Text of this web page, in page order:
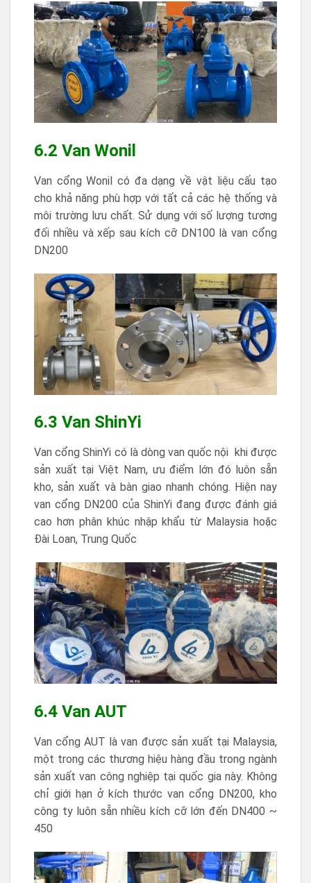
6.2 Van Wonil
Van cổng Wonil có đa dạng về vật liệu cấu tạo
cho khả năng phù hợp với tất cả các hệ thống và
môi trường lưu chất. Sử dụng với số lượng tương
đối nhiều và xếp sau kích cỡ DN100 là van cổng
DN200
6.3 Van ShinYi
Van cổng ShinYi có là dòng van quốc nội khi được
sản xuất tại Việt Nam, ưu điểm lớn đó luôn sẵn
kho, sản xuất và bàn giao nhanh chóng. Hiện nay
van cổng DN200 của ShinYi đang được đánh giá
cao hơn phân khúc nhập khẩu từ Malaysia hoặc
Đài Loan, Trung Quốc
6.4 Van AUT
Van cổng AUT là van được sản xuất tại Malaysia,
một trong các thương hiệu hàng đầu trong ngành
sản xuất van công nghiệp tại quốc gia này. Không
chỉ giới hạn ở kích thước van cổng DN200, kho
công ty luôn sẵn nhiều kích cỡ lớn đến DN400 ~
450